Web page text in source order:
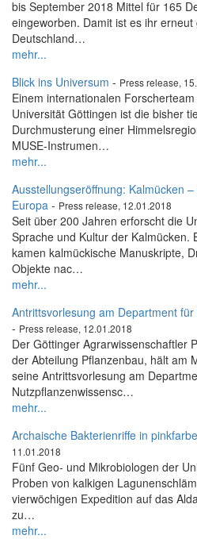
bis September 2018 Mittel für 165
eingeworben. Damit ist es ihr
Deutschland…
mehr...
Blick ins Universum - Press release,
Einem internationalen
Universität Göttingen ist die bisher
Durchmusterung einer
MUSE-Instrumen…
mehr...
Ausstellungseröffnung: Kalmücken
Europa - Press release, 12.01.2018
Seit über 200 Jahren erforscht die
Sprache und Kultur der Kalmücken.
kamen kalmückische Manuskripte,
Objekte nac…
mehr...
Antrittsvorlesung am Department
- Press release, 12.01.2018
Der Göttinger Agrarwissenschaftler
der Abteilung Pflanzenbau, hält am
seine Antrittsvorlesung am
Nutzpflanzenwissensc…
mehr...
Archaische Bakterienriffe in
11.01.2018
Fünf Geo- und Mikrobiologen der
Proben von kalkigen
vierwöchigen Expedition auf das
zu…
mehr...